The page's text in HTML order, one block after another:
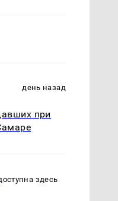
день назад
при
здесь